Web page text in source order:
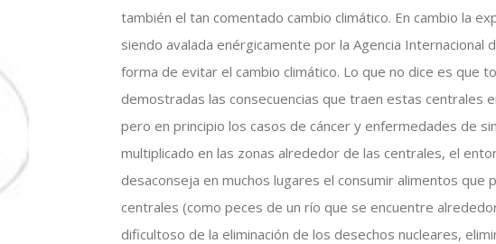
también el tan comentado cambio climático. En cambio la
siendo avalada enérgicamente por la Agencia Internacional
forma de evitar el cambio climático. Lo que no dice es que
demostradas las consecuencias que traen estas centrales
pero en principio los casos de cáncer y enfermedades de
multiplicado en las zonas alrededor de las centrales, el
desaconseja en muchos lugares el consumir alimentos
centrales (como peces de un río que se encuentre
dificultoso de la eliminación de los desechos nucleares,